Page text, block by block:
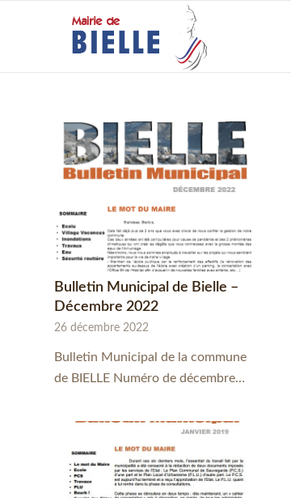
Bulletin Municipal de Bielle –
Décembre 2022
26 décembre 2022
Bulletin Municipal de la commune
de BIELLE Numéro de décembre…